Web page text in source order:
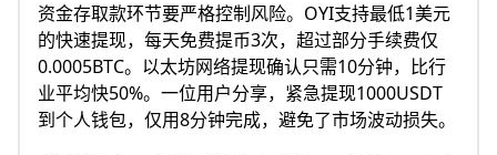
资金存取款环节要严格控制风险。OYI支持最低1美元
的快速提现，每天免费提币3次，超过部分手续费仅
0.0005BTC。以太坊网络提现确认只需10分钟，比行
业平均快50%。一位用户分享，紧急提现1000USDT
到个人钱包，仅用8分钟完成，避免了市场波动损失。​